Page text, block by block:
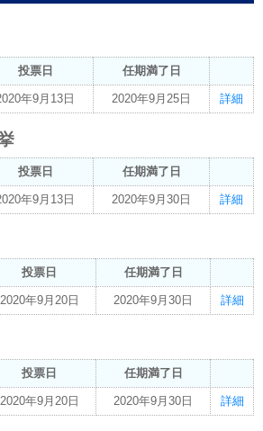
投票日 任期満了日
年9月13日 2020年9月25日 詳細
投票日 任期満了日
年9月13日 2020年9月30日 詳細
投票日 任期満了日
2020年9月20日 2020年9月30日 詳細
投票日 任期満了日
2020年9月20日 2020年9月30日 詳細